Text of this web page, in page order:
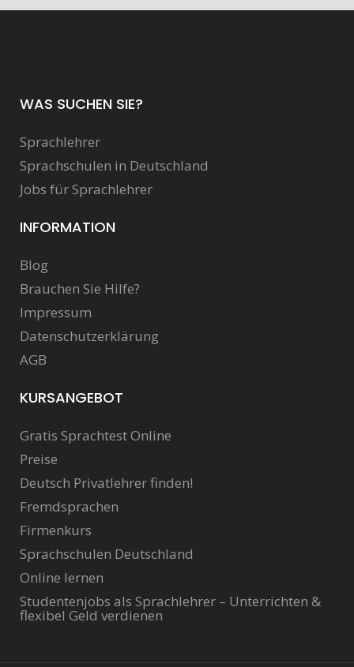
WAS SUCHEN SIE?
Sprachlehrer
Sprachschulen in Deutschland
Jobs für Sprachlehrer
INFORMATION
Blog
Brauchen Sie Hilfe?
Impressum
Datenschutzerklärung
AGB
KURSANGEBOT
Gratis Sprachtest Online
Preise
Deutsch Privatlehrer finden!
Fremdsprachen
Firmenkurs
Sprachschulen Deutschland
Online lernen
Studentenjobs als Sprachlehrer – Unterrichten &
flexibel Geld verdienen